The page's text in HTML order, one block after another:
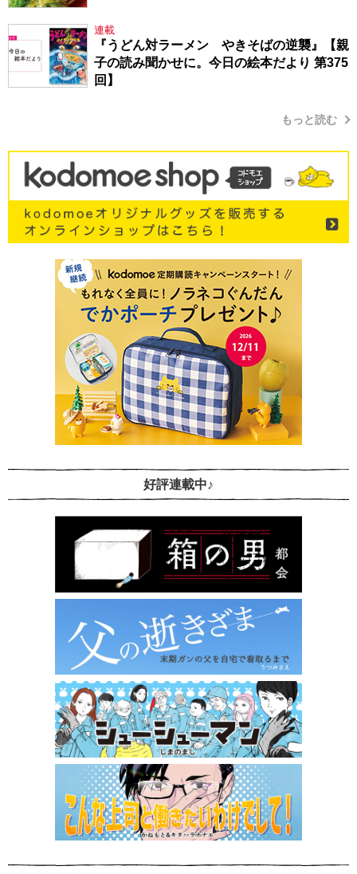
連載
『うどん対ラーメン やきそばの逆襲』【親
子の読み聞かせに。今日の絵本だより 第375
回】
もっと読む
好評連載中♪